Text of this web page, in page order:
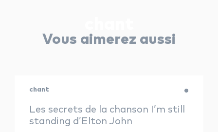
Vous aimerez aussi
chant
Les secrets de la chanson I’m still
standing d’Elton John